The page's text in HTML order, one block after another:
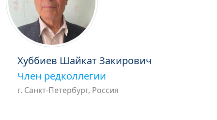
Хуббиев Шайкат Закирович
Член редколлегии
г. Санкт-Петербург, Россия